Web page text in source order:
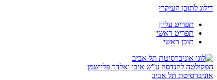
דילוג לתוכן העיקרי
תפריט עליון
תפריט ראשי
תוכן ראשי
הפקולטה להנדסה ע"ש איבי ואלדר פליישמן
אוניברסיטת תל אביב